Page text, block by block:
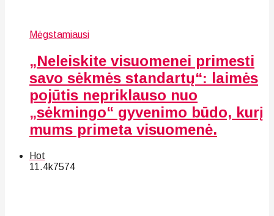
Mėgstamiausi
„Neleiskite visuomenei primesti
savo sėkmės standartų“: laimės
pojūtis nepriklauso nuo
„sėkmingo“ gyvenimo būdo, kurį
mums primeta visuomenė.
Hot
11.4k7574